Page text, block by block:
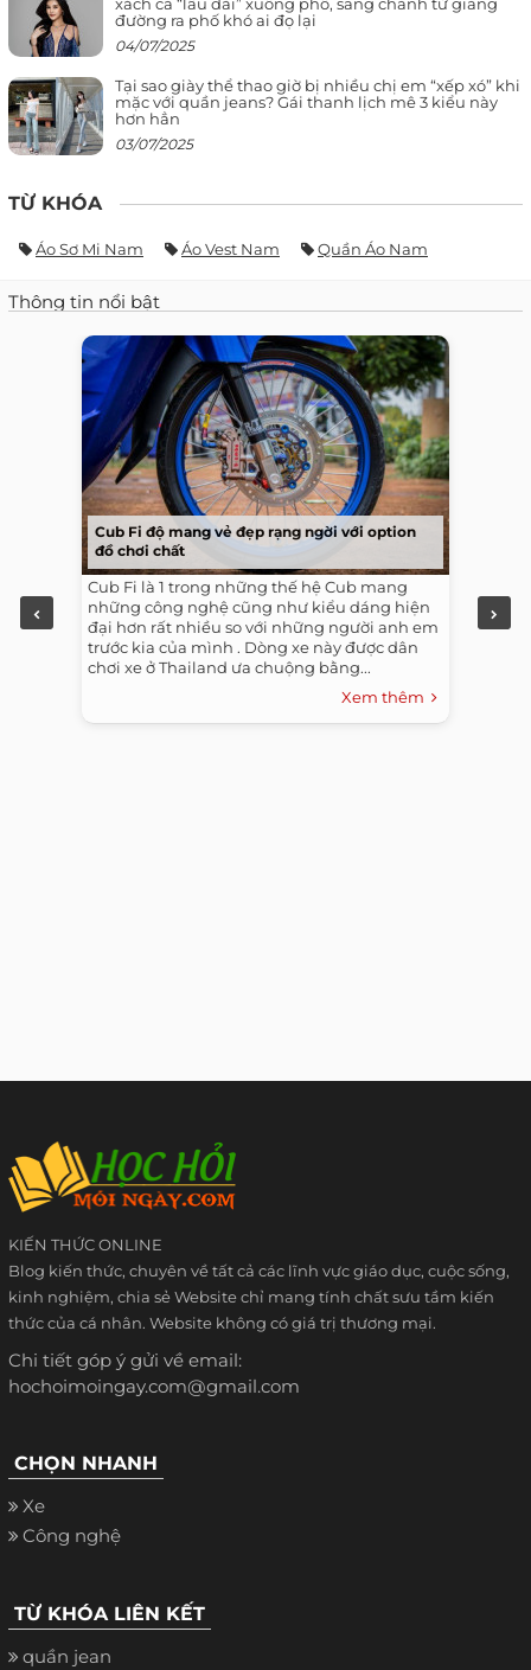
xách cả “lâu đài” xuống phố, sang chảnh từ giảng
đường ra phố khó ai đọ lại
04/07/2025
Tại sao giày thể thao giờ bị nhiều chị em “xếp xó” khi
mặc với quần jeans? Gái thanh lịch mê 3 kiểu này
hơn hẳn
03/07/2025
TỪ KHÓA
Áo Sơ Mi Nam Áo Vest Nam Quần Áo Nam
Thông tin nổi bật
Cub Fi độ mang vẻ đẹp rạng ngời với option
đồ chơi chất
Cub Fi là 1 trong những thế hệ Cub mang
những công nghệ cũng như kiểu dáng hiện
đại hơn rất nhiều so với những người anh em
trước kia của mình . Dòng xe này được dân
chơi xe ở Thailand ưa chuộng bằng...
Xem thêm
KIẾN THỨC ONLINE
Blog kiến thức, chuyên về tất cả các lĩnh vực giáo dục, cuộc sống,
kinh nghiệm, chia sẻ Website chỉ mang tính chất sưu tầm kiến
thức của cá nhân. Website không có giá trị thương mại.
Chi tiết góp ý gửi về email:
hochoimoingay.com@gmail.com
CHỌN NHANH
Xe
Công nghệ
TỪ KHÓA LIÊN KẾT
quần jean